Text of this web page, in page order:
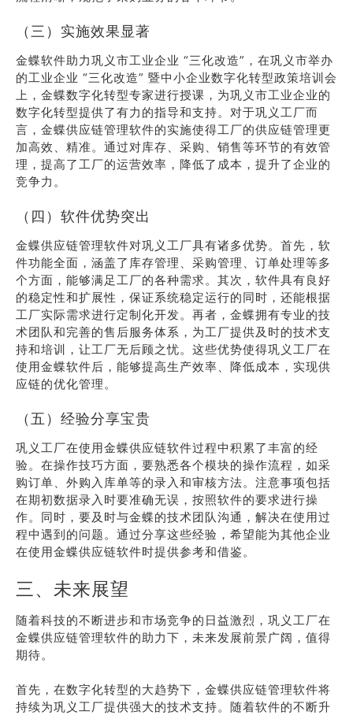
（三）实施效果显著
金蝶软件助力巩义市工业企业 “三化改造”，在巩义市举办
的工业企业 “三化改造” 暨中小企业数字化转型政策培训会
上，金蝶数字化转型专家进行授课，为巩义市工业企业的
数字化转型提供了有力的指导和支持。对于巩义工厂而
言，金蝶供应链管理软件的实施使得工厂的供应链管理更
加高效、精准。通过对库存、采购、销售等环节的有效管
理，提高了工厂的运营效率，降低了成本，提升了企业的
竞争力。
（四）软件优势突出
金蝶供应链管理软件对巩义工厂具有诸多优势。首先，软
件功能全面，涵盖了库存管理、采购管理、订单处理等多
个方面，能够满足工厂的各种需求。其次，软件具有良好
的稳定性和扩展性，保证系统稳定运行的同时，还能根据
工厂实际需求进行定制化开发。再者，金蝶拥有专业的技
术团队和完善的售后服务体系，为工厂提供及时的技术支
持和培训，让工厂无后顾之忧。这些优势使得巩义工厂在
使用金蝶软件后，能够提高生产效率、降低成本，实现供
应链的优化管理。
（五）经验分享宝贵
巩义工厂在使用金蝶供应链软件过程中积累了丰富的经
验。在操作技巧方面，要熟悉各个模块的操作流程，如采
购订单、外购入库单等的录入和审核方法。注意事项包括
在期初数据录入时要准确无误，按照软件的要求进行操
作。同时，要及时与金蝶的技术团队沟通，解决在使用过
程中遇到的问题。通过分享这些经验，希望能为其他企业
在使用金蝶供应链软件时提供参考和借鉴。
三、未来展望
随着科技的不断进步和市场竞争的日益激烈，巩义工厂在
金蝶供应链管理软件的助力下，未来发展前景广阔，值得
期待。
首先，在数字化转型的大趋势下，金蝶供应链管理软件将
持续为巩义工厂提供强大的技术支持。随着软件的不断升